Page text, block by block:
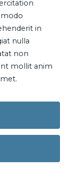
in
nulla
non
mollit anim